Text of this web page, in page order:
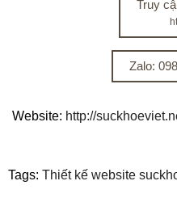
Truy
Zalo:
Website: http://
Tags: Thiết kế website